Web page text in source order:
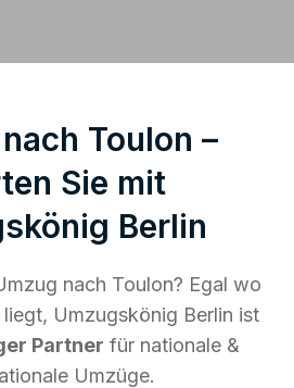
Toulon –
Sie mit
Berlin
nach Toulon? Egal wo
Umzugskönig Berlin ist
Partner für nationale &
Umzüge.